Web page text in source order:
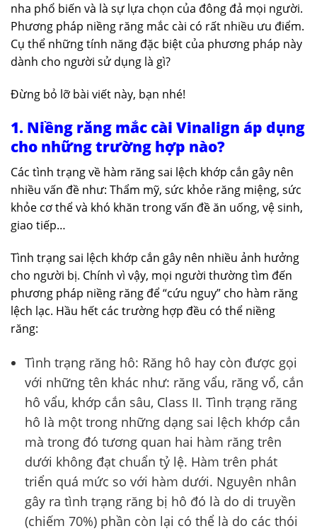
nha phổ biến và là sự lựa chọn của đông đả mọi người.
Phương pháp niềng răng mắc cài có rất nhiều ưu điểm.
Cụ thể những tính năng đặc biệt của phương pháp này
dành cho người sử dụng là gì?
Đừng bỏ lỡ bài viết này, bạn nhé!
1. Niềng răng mắc cài Vinalign áp dụng
cho những trường hợp nào?
Các tình trạng về hàm răng sai lệch khớp cắn gây nên
nhiều vấn đề như: Thẩm mỹ, sức khỏe răng miệng, sức
khỏe cơ thể và khó khăn trong vấn đề ăn uống, vệ sinh,
giao tiếp…
Tình trạng sai lệch khớp cắn gây nên nhiều ảnh hưởng
cho người bị. Chính vì vậy, mọi người thường tìm đến
phương pháp niềng răng để “cứu nguy” cho hàm răng
lệch lạc. Hầu hết các trường hợp đều có thể niềng
răng:
Tình trạng răng hô: Răng hô hay còn được gọi
với những tên khác như: răng vẩu, răng vổ, cắn
hô vẩu, khớp cắn sâu, Class II. Tình trạng răng
hô là một trong những dạng sai lệch khớp cắn
mà trong đó tương quan hai hàm răng trên
dưới không đạt chuẩn tỷ lệ. Hàm trên phát
triển quá mức so với hàm dưới. Nguyên nhân
gây ra tình trạng răng bị hô đó là do di truyền
(chiếm 70%) phần còn lại có thể là do các thói